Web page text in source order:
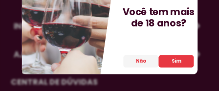
INSTITUCIONAL
AJUDA
CENTRAL DE DÚVIDAS
Você tem mais
de 18 anos?
Não Sim